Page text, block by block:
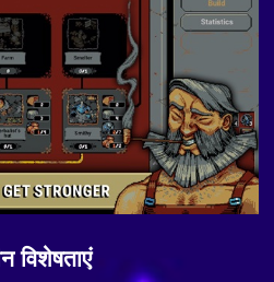
विशेषताएं